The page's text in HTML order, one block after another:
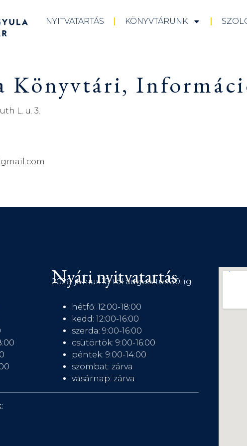
NYITVATARTÁS KÖNYVTÁRUNK
Könyvtári,
L. u. 3.
Nyári nyitvatartás
2026. június 15-től augusztus 30-ig:
hétfő: 12:00-18:00
kedd: 12:00-16:00
szerda: 9:00-16:00
csütörtök: 9:00-16:00
péntek: 9:00-14:00
szombat: zárva
vasárnap: zárva